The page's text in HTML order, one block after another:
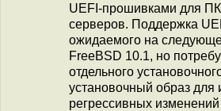
UEFI-прошивками для
серверов. Поддержка
ожидаемого на
FreeBSD 10.1, но
отдельного
установочный образ для
регрессивных изменений